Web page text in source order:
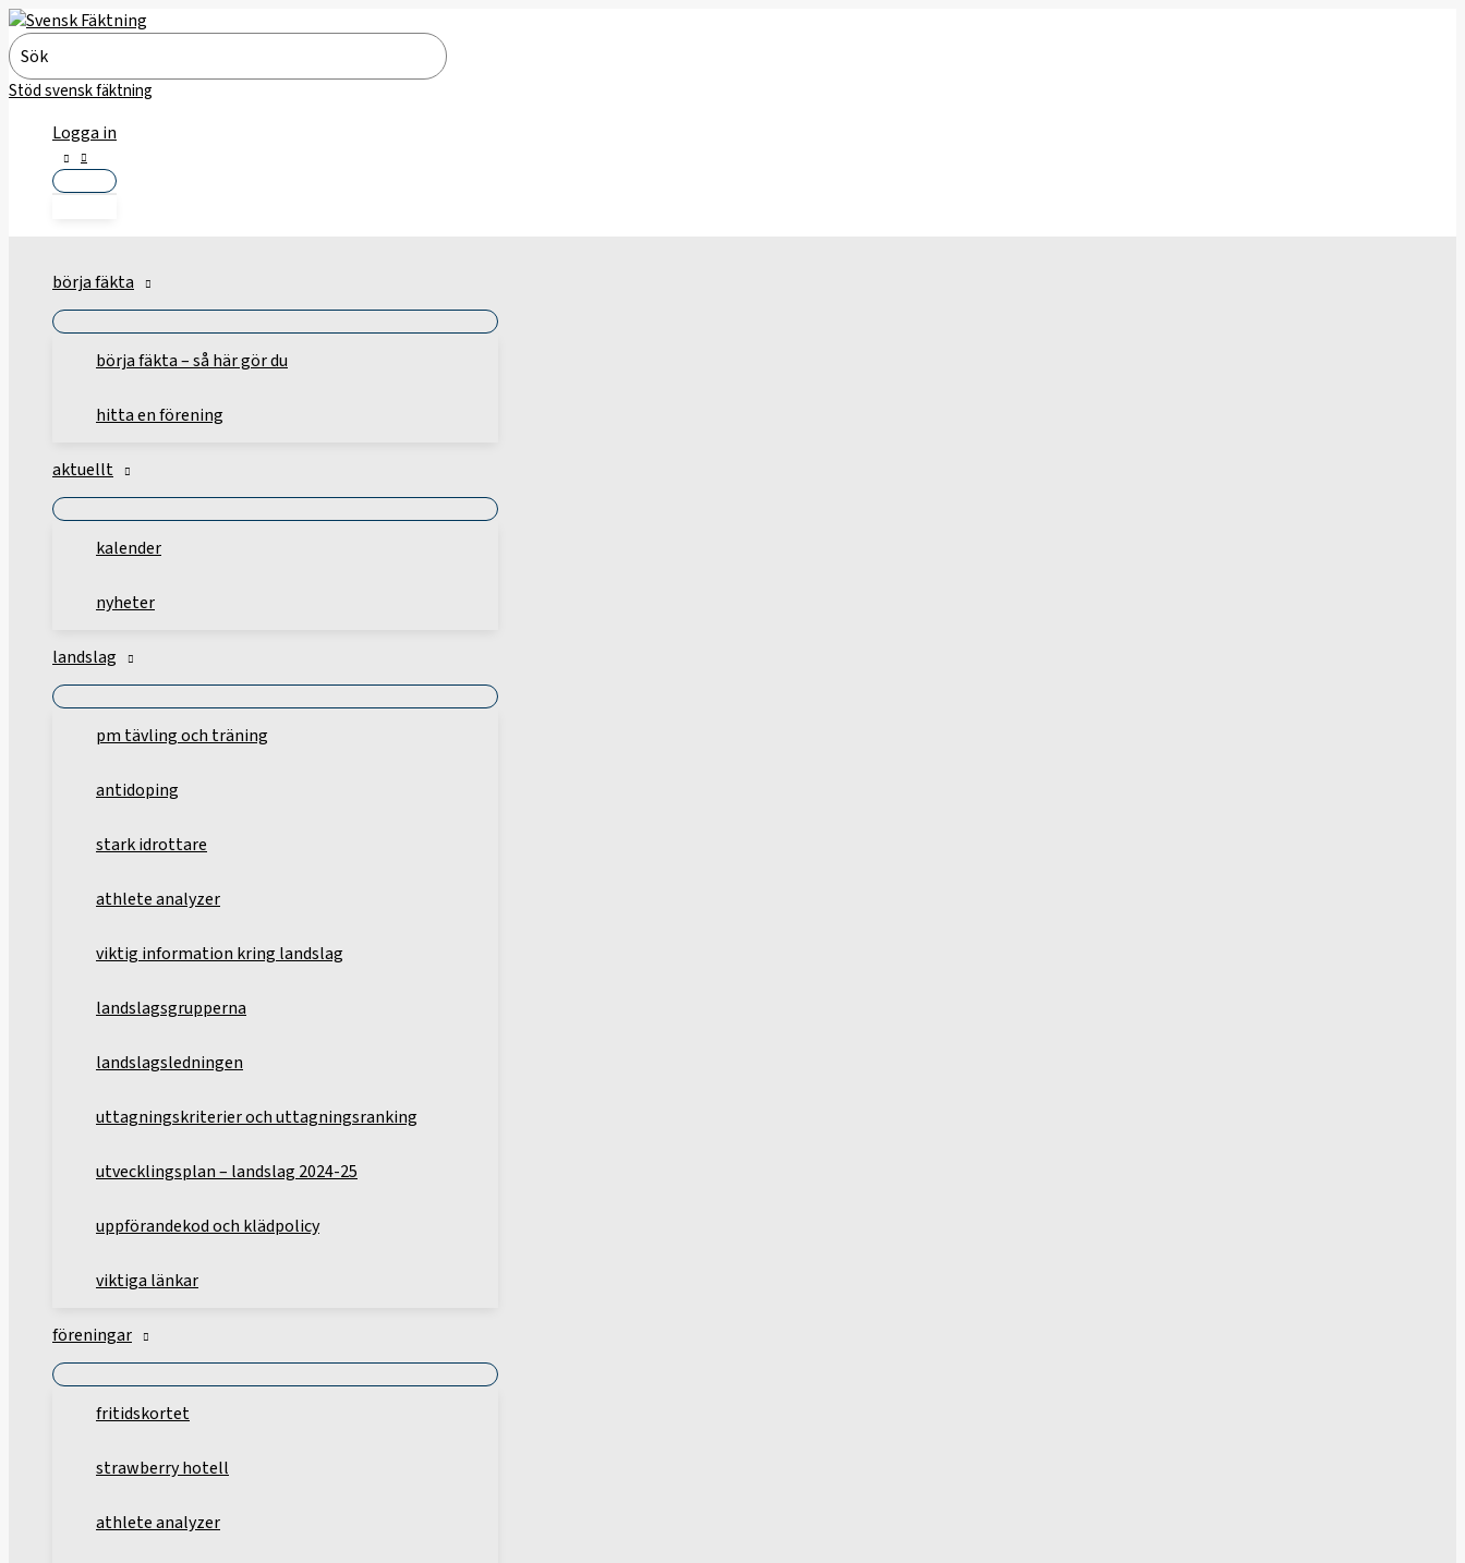
Hoppa
till
innehåll
Search
for:
Stöd svensk fäktning
Logga in
börja fäkta
börja fäkta – så här gör du
hitta en förening
aktuellt
kalender
nyheter
landslag
pm tävling och träning
antidoping
stark idrottare
athlete analyzer
viktig information kring landslag
landslagsgrupperna
landslagsledningen
uttagningskriterier och uttagningsranking
utvecklingsplan – landslag 2024-25
uppförandekod och klädpolicy
viktiga länkar
föreningar
fritidskortet
strawberry hotell
athlete analyzer